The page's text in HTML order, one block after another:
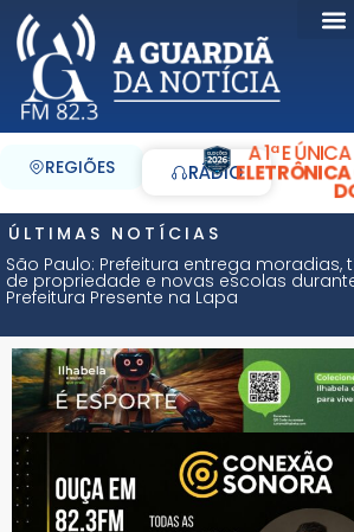
REGIÕES RÁDIO
A 1ª E
ÚLTIMAS NOTÍCIAS
São Paulo: Prefeitura entrega moradias,
de propriedade e novas escolas
Prefeitura Presente na Lapa